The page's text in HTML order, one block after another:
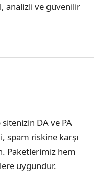
analizli ve güvenilir
DA ve PA
spam riskine karşı
Paketlerimiz hem
uygundur.